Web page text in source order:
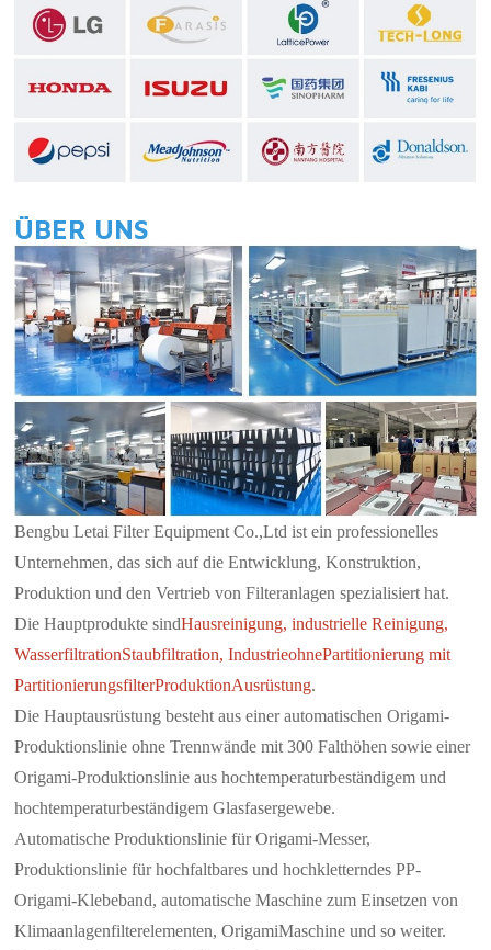
ÜBER UNS
Bengbu Letai Filter Equipment Co.,Ltd ist ein professionelles
Unternehmen, das sich auf die Entwicklung, Konstruktion,
Produktion und den Vertrieb von Filteranlagen spezialisiert hat.
Die Hauptprodukte sindHausreinigung, industrielle Reinigung,
WasserfiltrationStaubfiltration, IndustrieohnePartitionierung mit
PartitionierungsfilterProduktionAusrüstung.
Die Hauptausrüstung besteht aus einer automatischen Origami-
Produktionslinie ohne Trennwände mit 300 Falthöhen sowie einer
Origami-Produktionslinie aus hochtemperaturbeständigem und
hochtemperaturbeständigem Glasfasergewebe.
Automatische Produktionslinie für Origami-Messer,
Produktionslinie für hochfaltbares und hochkletterndes PP-
Origami-Klebeband, automatische Maschine zum Einsetzen von
Klimaanlagenfilterelementen, OrigamiMaschine und so weiter.